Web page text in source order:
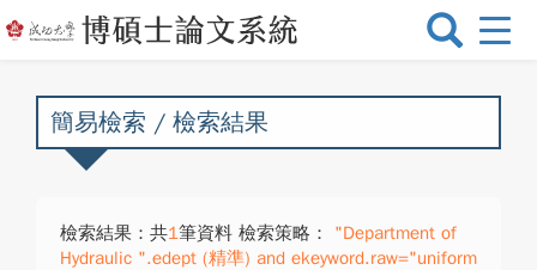
選
換
簡易檢索 / 檢索結果
檢索結果：共1筆資料 檢索策略：
"Department of
Hydraulic ".edept (精準) and ekeyword.raw="uniform